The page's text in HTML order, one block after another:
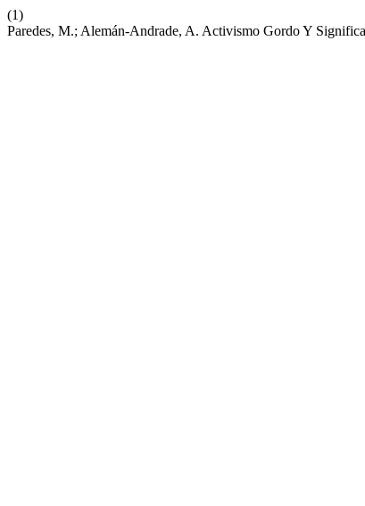
(1)
Paredes, M.; Alemán-Andrade, A. Activismo Gordo Y